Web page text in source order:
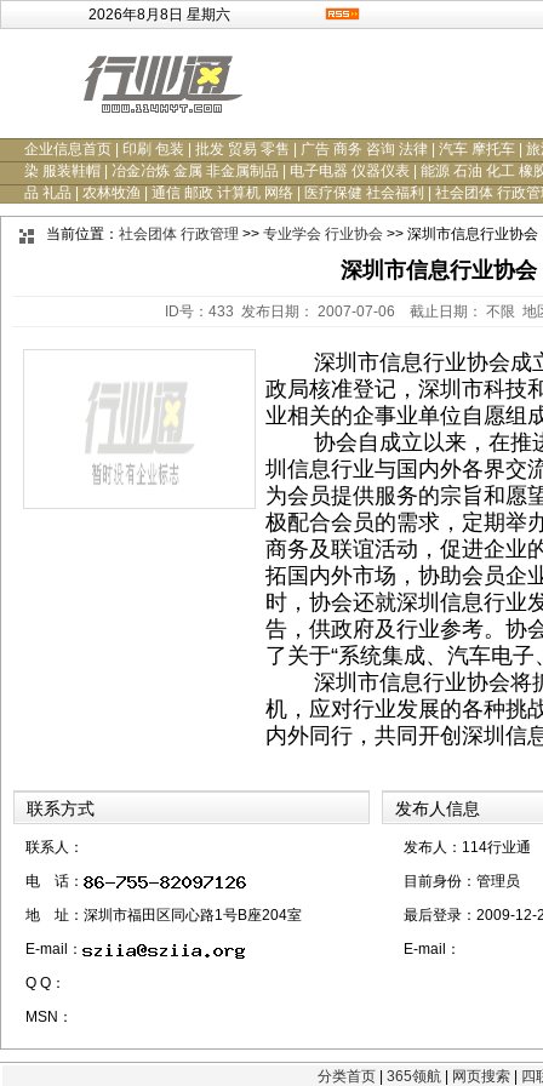
2026年8月8日 星期六
企业信息首页 印刷 包装 批发 贸易 零售 广告 商务 咨询 法律 汽车 摩托车
旅
染 服装鞋帽
冶金冶炼 金属 非金属制品 电子电器 仪器仪表
能源 石油 化工 橡
品 礼品
农林牧渔 通信 邮政 计算机 网络 医疗保健 社会福利 社会团体 行政
当前位置： 社会团体 行政管理 >> 专业学会 行业协会 >> 深圳市信息行业协会
深圳市信息行业协会
ID号：433 发布日期： 2007-07-06 截止日期： 不限 地
深圳市信息行业协会成
政局核准登记，深圳市科技
业相关的企事业单位自愿组
协会自成立以来，在推
圳信息行业与国内外各界交
为会员提供服务的宗旨和愿
极配合会员的需求，定期举
商务及联谊活动，促进企业
拓国内外市场，协助会员企
时，协会还就深圳信息行业
告，供政府及行业参考。协
了关于“系统集成、汽车电
深圳市信息行业协会将抓
机，应对行业发展的各种挑
内外同行，共同开创深圳信
联系方式
联系人：
电 话：
地 址：深圳市福田区同心路1号B座204室
E-mail：
Q Q：
MSN：
发布人信息
发布人：114行业通
目前身份： 管理员
最后登录： 2009-12-
E-mail：
分类首页 365领航 网页搜索 四